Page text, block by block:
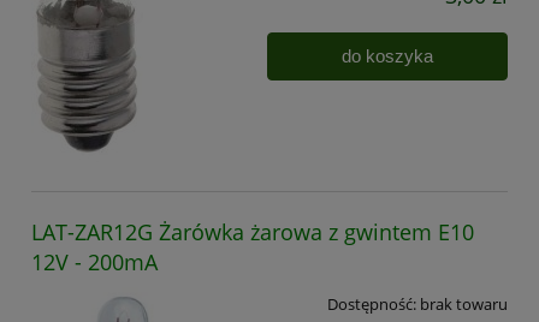
do koszyka
LAT-ZAR12G Żarówka żarowa z gwintem E10
12V - 200mA
Dostępność: brak towaru